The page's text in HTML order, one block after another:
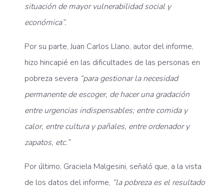
situación de mayor vulnerabilidad social y
económica”.
Por su parte, Juan Carlos Llano, autor del informe,
hizo hincapié en las dificultades de las personas en
pobreza severa “para gestionar la necesidad
permanente de escoger, de hacer una gradación
entre urgencias indispensables; entre comida y
calor, entre cultura y pañales, entre ordenador y
zapatos, etc.”
Por último, Graciela Malgesini, señaló que, a la vista
de los datos del informe, “la pobreza es el resultado